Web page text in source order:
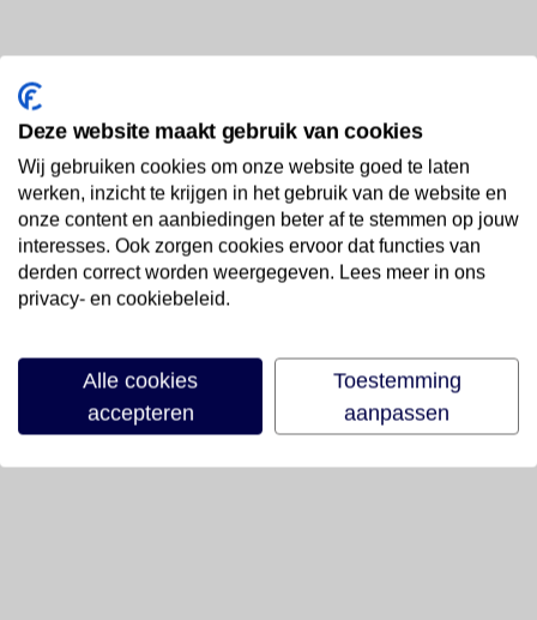
Deze website maakt gebruik van cookies
Wij gebruiken cookies om onze website goed te laten
werken, inzicht te krijgen in het gebruik van de website en
onze content en aanbiedingen beter af te stemmen op jouw
interesses. Ook zorgen cookies ervoor dat functies van
derden correct worden weergegeven. Lees meer in ons
privacy- en cookiebeleid.
Alle cookies
accepteren
Toestemming
aanpassen